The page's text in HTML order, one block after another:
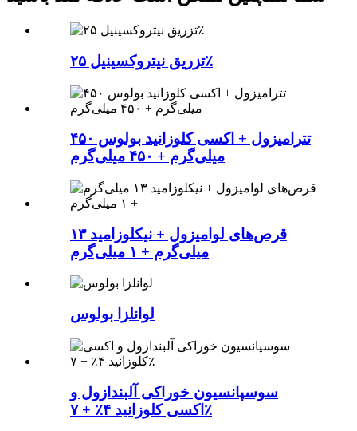
تزریق نیتروکسینیل ۲۵٪
تترامیزول + اکسی کلوزانید بولوس ۴۵۰
میلی‌گرم + ۴۵۰ میلی‌گرم
قرص‌های لوامیزول + نیکلوزامید ۱۳
میلی‌گرم + ۱ میلی‌گرم
لوانلزا بولوس
سوسپانسیون خوراکی آلبندازول و
اکسی کلوزانید ۴٪ + ۷٪